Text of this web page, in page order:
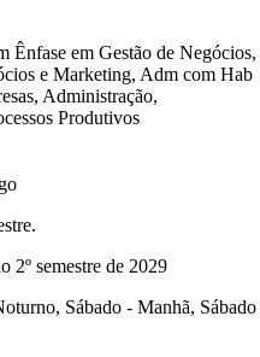
Ênfase em Gestão de Negócios,
e Marketing, Adm com Hab
Administração,
Produtivos
2º semestre de 2029
Sábado - Manhã, Sábado